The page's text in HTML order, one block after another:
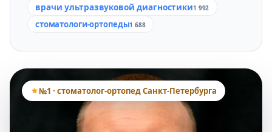
врачи ультразвуковой диагностики1 992
стоматологи-ортопеды1 688
№1 · стоматолог-ортопед Санкт-Петербурга